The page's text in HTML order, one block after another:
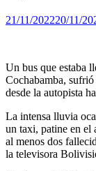
21/11/202220/11/
Un bus que estaba
Cochabamba,
desde la autopista
La intensa lluvia
un taxi, patine en el
al menos dos
la televisora